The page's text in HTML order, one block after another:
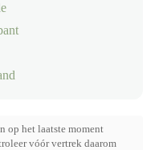
op het laatste moment
vóór vertrek daarom